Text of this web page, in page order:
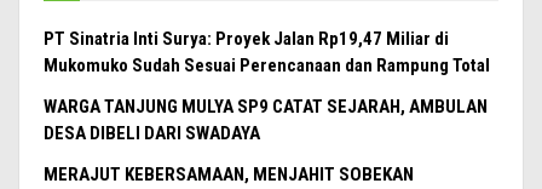
PT Sinatria Inti Surya: Proyek Jalan Rp19,47 Miliar di
Mukomuko Sudah Sesuai Perencanaan dan Rampung Total
WARGA TANJUNG MULYA SP9 CATAT SEJARAH, AMBULAN
DESA DIBELI DARI SWADAYA
MERAJUT KEBERSAMAAN, MENJAHIT SOBEKAN